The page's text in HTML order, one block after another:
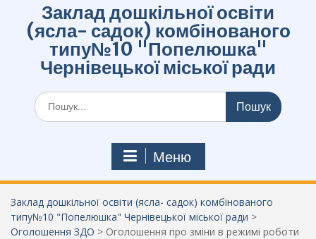
Заклад дошкільної освіти
(ясла- садок) комбінованого
типу№10 "Попелюшка"
Чернівецької міської ради
Шукати:
Меню
Заклад дошкільної освіти (ясла- садок) комбінованого
типу№10 "Попелюшка" Чернівецької міської ради >
Оголошення ЗДО > Оголошення про зміни в режимі роботи